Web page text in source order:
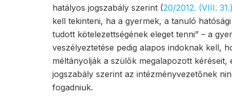
hatályos jogszabály szerint (20/2012. (VIII.
kell tekinteni, ha a gyermek, a tanuló
tudott kötelezettségének eleget tenni” – a
veszélyeztetése pedig alapos indoknak kell,
méltányolják a szülők megalapozott
jogszabály szerint az intézményvezetőnek
fogadniuk.